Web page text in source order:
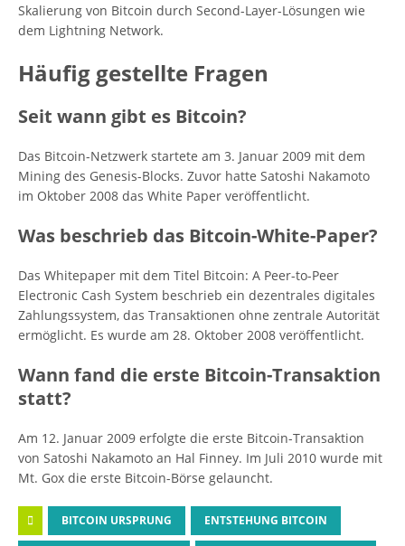
Skalierung von Bitcoin durch Second-Layer-Lösungen wie
dem Lightning Network.
Häufig gestellte Fragen
Seit wann gibt es Bitcoin?
Das Bitcoin-Netzwerk startete am 3. Januar 2009 mit dem
Mining des Genesis-Blocks. Zuvor hatte Satoshi Nakamoto
im Oktober 2008 das White Paper veröffentlicht.
Was beschrieb das Bitcoin-White-Paper?
Das Whitepaper mit dem Titel Bitcoin: A Peer-to-Peer
Electronic Cash System beschrieb ein dezentrales digitales
Zahlungssystem, das Transaktionen ohne zentrale Autorität
ermöglicht. Es wurde am 28. Oktober 2008 veröffentlicht.
Wann fand die erste Bitcoin-Transaktion
statt?
Am 12. Januar 2009 erfolgte die erste Bitcoin-Transaktion
von Satoshi Nakamoto an Hal Finney. Im Juli 2010 wurde mit
Mt. Gox die erste Bitcoin-Börse gelauncht.
BITCOIN URSPRUNG ENTSTEHUNG BITCOIN